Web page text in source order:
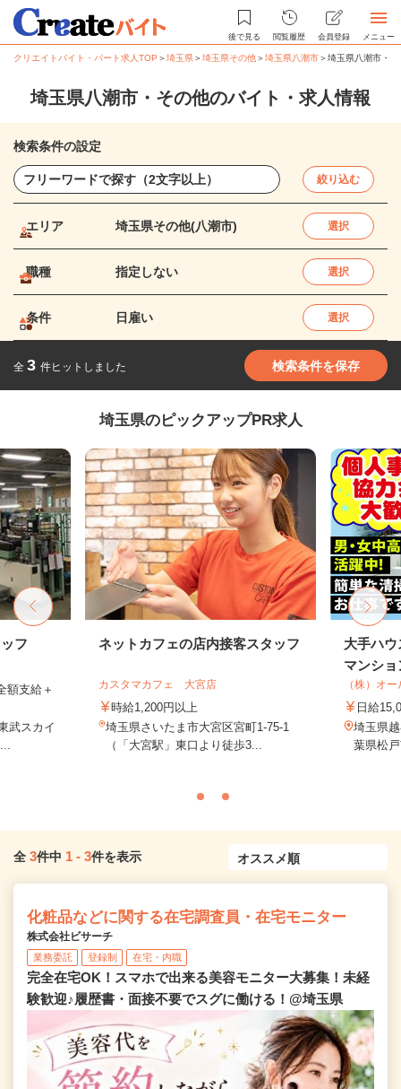
後で見る 閲覧履歴 会員登録 メニュー
クリエイトバイト・パート求人TOP ＞埼玉県＞埼玉県その他＞埼玉県八潮市＞埼玉県八潮市・
埼玉県八潮市・その他のバイト・求人情報
検索条件の設定
絞り込む
エリア 埼玉県その他(八潮市) 選択
職種 指定しない 選択
条件 日雇い 選択
全 3 件ヒットしました 検索条件を保存
埼玉県のピックアップPR求人
フ
額支給＋
武スカイ
ネットカフェの店内接客スタッフ
カスタマカフェ 大宮店
時給1,200円以上
埼玉県さいたま市大宮区宮町1-75-1
（「大宮駅」東口より徒歩3...
大手ハ
マンシ
（株）オ
日給
埼玉県
葉県松
全 3件中 1 - 3件を表示
化粧品などに関する在宅調査員・在宅モニター
株式会社ビサーチ
業務委託 登録制 在宅・内職
完全在宅OK！スマホで出来る美容モニター大募集！未経
験歓迎♪履歴書・面接不要でスグに働ける！@埼玉県